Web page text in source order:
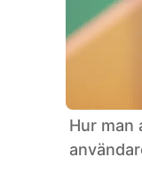
Hur man